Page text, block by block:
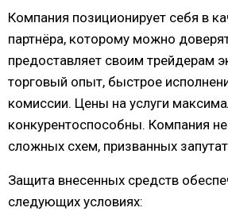
Компания позиционирует себя в
партнёра, которому можно
предоставляет своим трейдерам
торговый опыт, быстрое
комиссии. Цены на услуги
конкурентоспособны. Компания
сложных схем, призванных
Защита внесенных средств
следующих условиях: